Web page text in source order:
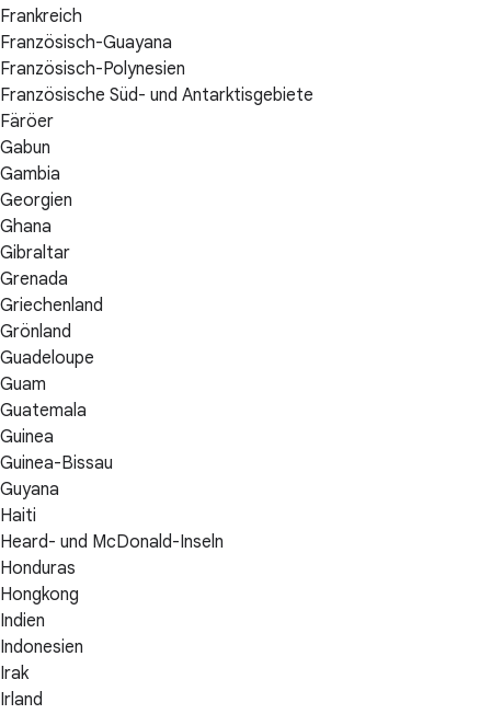
Frankreich
Französisch-Guayana
Französisch-Polynesien
Französische Süd- und Antarktisgebiete
Färöer
Gabun
Gambia
Georgien
Ghana
Gibraltar
Grenada
Griechenland
Grönland
Guadeloupe
Guam
Guatemala
Guinea
Guinea-Bissau
Guyana
Haiti
Heard- und McDonald-Inseln
Honduras
Hongkong
Indien
Indonesien
Irak
Irland